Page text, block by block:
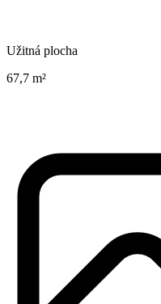
Užitná plocha
67,7 m²